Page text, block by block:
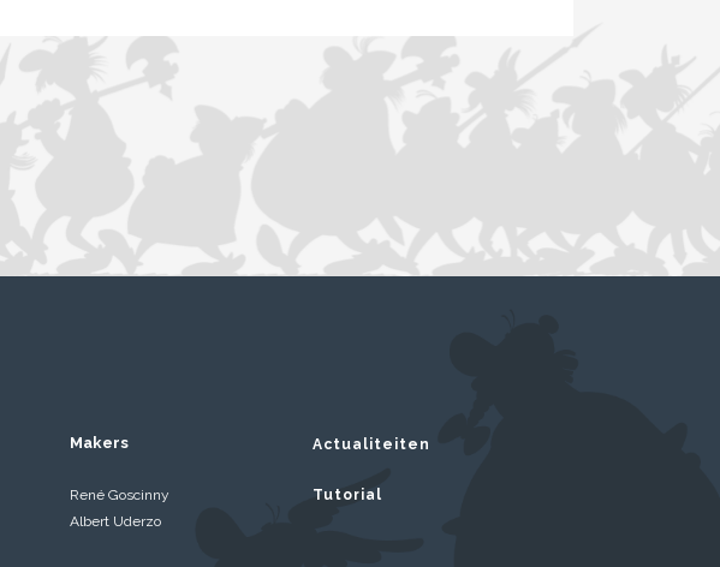
Makers
René Goscinny
Albert Uderzo
Actualiteiten
Tutorial